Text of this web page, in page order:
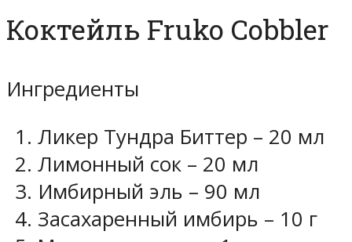
Коктейль Fruko Cobbler
Ингредиенты
Ликер Тундра Биттер – 20 мл
Лимонный сок – 20 мл
Имбирный эль – 90 мл
Засахаренный имбирь – 10 г